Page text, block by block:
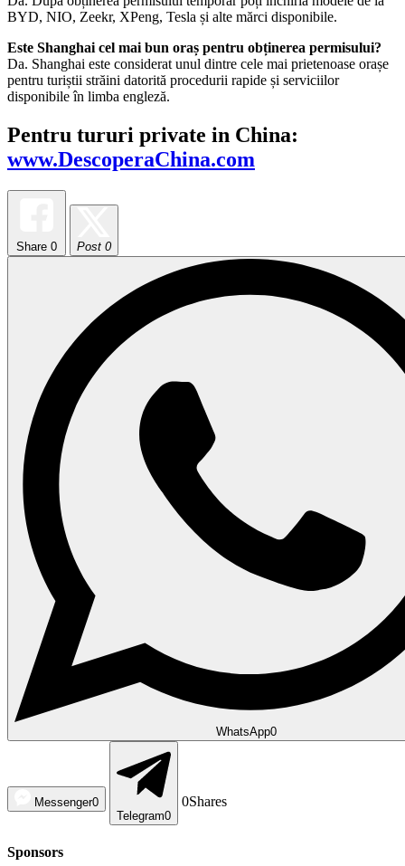
BYD, NIO, Zeekr, XPeng, Tesla și alte mărci disponibile.
Este Shanghai cel mai bun oraș pentru obținerea permisului?
Da. Shanghai este considerat unul dintre cele mai prietenoase orașe
pentru turiștii străini datorită procedurii rapide și serviciilor
disponibile în limba engleză.
Pentru tururi private in China:
www.DescoperaChina.com
Share 0 Post 0
WhatsApp0
Messenger0
Telegram0
0Shares
Sponsors